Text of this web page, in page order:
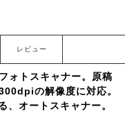
レビュー
ォトスキャナー。原稿
の解像度に対応。
、オートスキャナー。